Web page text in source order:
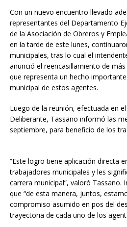
Con un nuevo encuentro llevado
representantes del Departamento
de la Asociación de Obreros y
en la tarde de este lunes,
municipales, tras lo cual el
anunció el reencasillamiento de
que representa un hecho
municipal de estos agentes.
Luego de la reunión, efectuada en
Deliberante, Tassano informó las
septiembre, para beneficio de los
“Este logro tiene aplicación directa
trabajadores municipales y les
carrera municipal”, valoró Tassano.
que “de esta manera, juntos,
compromiso asumido en pos del
trayectoria de cada uno de los